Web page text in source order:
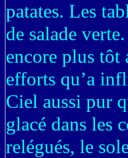
patates. Les
de salade
encore plus tôt
efforts qu’a
Ciel aussi pur
glacé dans les
relégués, le